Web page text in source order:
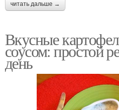
читать дальше →
Вкусные
соусом: простой
день